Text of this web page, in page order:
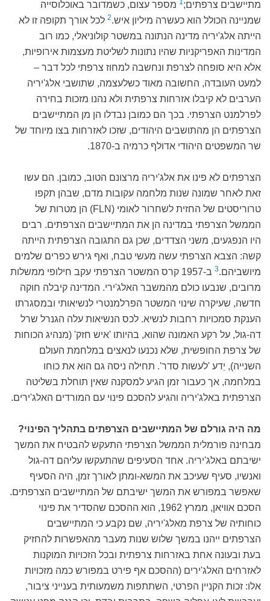
מתיישבים צרפתים;1 מספר עצום, כשמדובר באוכלוסייה
שמניינה הכולל הוא כעשרה מיליון איש.2 לכל אורך תקופה זו לא
הייתה אלג'יריה מדינה הנתונה במשטר קולוניאלי, כמו רוב
המדינות האפריקניות שהיו נתונות לשליטת מעצמות אירופיות,
אלא היא סופחה לצרפת ונחשבה למחוז צרפתי לכל דבר –
למעט העובדה, החשובה מאוד כשלעצמה, שתושבי אלג'יריה
הערבים לא קיבלו אזרחות צרפתית ולא נהנו מזכות בחירה
לפרלמנט הצרפתי. בכך הם כמובן נבדלו הן מן המתיישבים
הצרפתים הן מהתושבים היהודים, שזכו לאזרחות בצו מיוחד של
שר המשפטים היהודי אדולף כרמיה ב-1870.
הצרפתים לא פינו את אלג'יריה מרצונם הטוב, כמובן. הם עשו
זאת לאחר שמונה שנות מלחמה עקובות מדם, שבהן תקפו
טרוריסטים של החזית לשחרור לאומי (FLN) הן מטרות של
הממשל הצרפתי במדינה הן את המתיישבים הצרפתים. רבים
היו הנפגעים, משני הצדדים, שכן גם התגובה הצרפתית הייתה
קשה: הצבא הצרפתי עשה מעשי טבח, ואף גירש כפרים שלמים
מיושביהם.3
ב-1957 קרס המשטר הצרפתי עקב חילופי ממשלות
מרובים, שנבעו כולם מהמשבר האלג'ירי. המדינה קיבלה חוקה
חדשה, שעיקרה שינוי המשטר הפרלמנטרי לנשיאותי ובמסגרתו
הענקת סמכויות רחבות לנשיא. לכס הנשיאות עלה הגנרל שרל
דה-גול, על רקע האמונה שהוא, בהיותו 'איש חזק' (מנהיג הכוחות
של צרפת החופשית, שלא נכנעו לנאצים במלחמת העולם
השנייה), יֵדע 'לעשות סדר'. תחילה ניסה גם הוא את כוחו
במלחמה, אך כעבור זמן הגיע למסקנה שאין תוחלת בשליטה
הצרפתית באלג'יריה והגיע להסכם פינוי עם המורדים האלג'ירים.
מה היה גורלם של המתיישבים הצרפתים בתהליך הפינוי?
מבחינה פורמלית הממשל הצרפתי התעקש להבטיח את המשך
ישיבתם באלג'יריה. אחד הסעיפים שהתעקשו עליהם דה-גול
ואנשיו, סעיף שעיכב את המשא-ומתן לאורך זמן, היה הסעיף
שאפשר במפורש את המשך ישיבתם של המתיישבים הצרפתים.
הסכם אוויאן, ממרץ 1962, הוא ההסכם שהסדיר את פינוי
כוחותיה של צרפת מאלג'יריה, שם נקבע כי המתיישבים
הצרפתים ייהנו במשך שלוש שנות מעבר מהאפשרות להחזיק
בעת ובעונה אחת באזרחות צרפתית ובכל הזכויות המוקנות
לאזרחים האלג'ירים (ההסכם אף פירט במפורש כמה מזכויות
אלו: זכות הקניין הפרטי, השתתפות משמעותית בענייני ציבור,